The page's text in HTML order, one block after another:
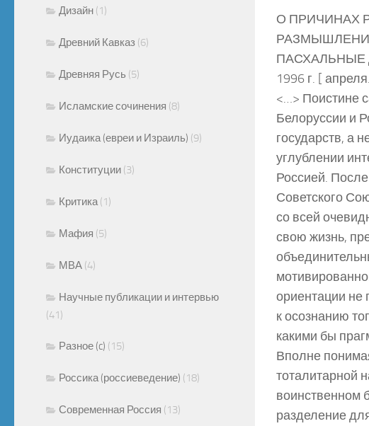
О ПРИЧИНАХ
ПАСХАЛЬНЫЕ
1996 г. [
<…> Поистине
Белоруссии и
государств, а
углублении
Россией.
Советского
со всей
свою жизнь,
ориентации не
к осознанию
какими бы
Вполне
тоталитарной
воинственном
разделение
Дизайн (1)
Древний Кавказ (6)
Древняя Русь (5)
Исламские сочинения (8)
Иудаика (евреи и Израиль) (9)
Конституции (3)
Критика (1)
Мафия (5)
МВА (4)
Научные публикации и интервью
(41)
Разное (c) (15)
Россика (россиеведение) (18)
Современная Россия (13)